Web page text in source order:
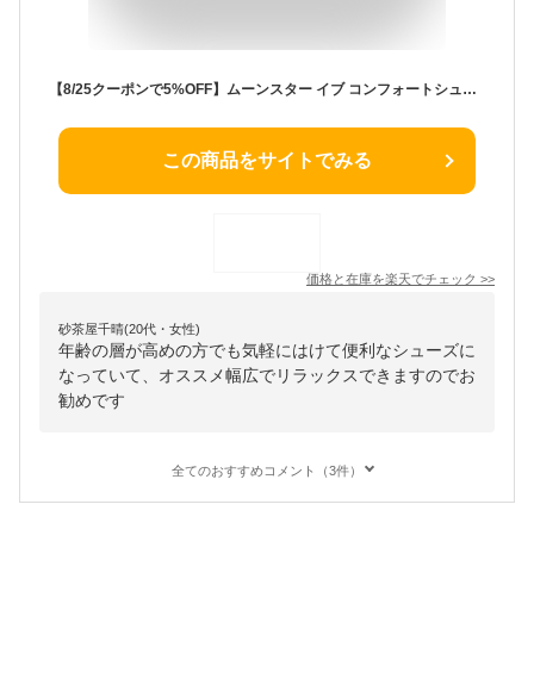
【8/25クーポンで5%OFF】ムーンスター イブ コンフォートシューズ レディース スニーカー 4E 幅広 滑りにくい 歩きやすい 疲れにくい つまづきにくい 軽い やわらかい 痛くない 履きやすい 外反母趾 EVE195 195TX 黒 ウォーキングシューズ シューズ 靴 【2501】
この商品をサイトでみる
価格と在庫を楽天でチェック >>
砂茶屋千晴(20代・女性)
年齢の層が高めの方でも気軽にはけて便利なシューズに
なっていて、オススメ幅広でリラックスできますのでお
勧めです
全てのおすすめコメント（3件）